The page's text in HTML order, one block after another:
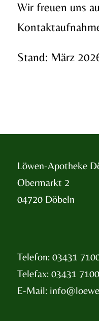
Wir freuen uns
Stand: März
Löwen-Apotheke
Obermarkt 2
04720 Döbeln
Telefon: 03431
Telefax: 03431
E-Mail: